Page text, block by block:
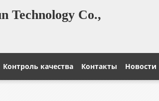
Technology Co.,
Контроль качества Контакты Новости